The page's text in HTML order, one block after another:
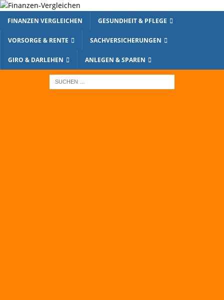
FINANZEN VERGLEICHEN GESUNDHEIT & PFLEGE
VORSORGE & RENTE SACHVERSICHERUNGEN
GIRO & DARLEHEN ANLEGEN & SPAREN